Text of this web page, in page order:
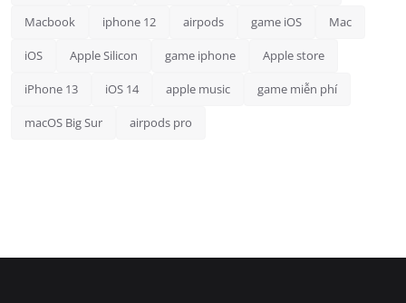
Macbook iphone 12 airpods game iOS Mac
iOS Apple Silicon game iphone Apple store
iPhone 13 iOS 14 apple music game miễn phí
macOS Big Sur airpods pro